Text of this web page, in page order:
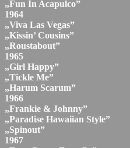
„Fun In Acapulco”
1964
„Viva Las Vegas”
„Kissin’ Cousins”
„Roustabout”
1965
„Girl Happy”
„Tickle Me”
„Harum Scarum”
1966
„Frankie & Johnny”
„Paradise Hawaiian Style”
„Spinout”
1967